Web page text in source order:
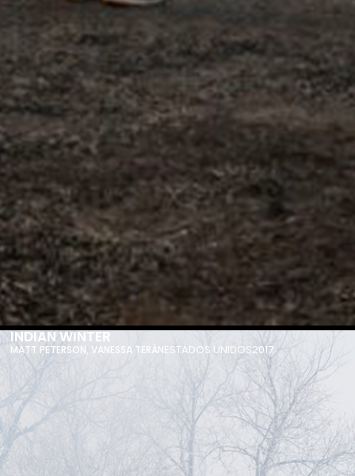
INDIAN WINTER
MATT PETERSON,VANESSA TERÁNESTADOS UNIDOS2017